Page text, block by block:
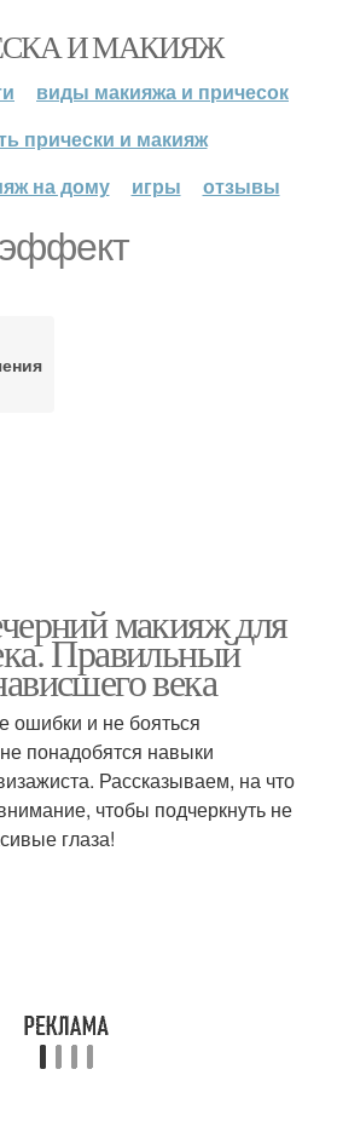
И МАКИЯЖ
виды макияжа и причесок
прически и макияж
на дому
игры отзывы
макияж для
Правильный
века
ошибки и не бояться
понадобятся навыки
Рассказываем, на что
чтобы подчеркнуть не
глаза!